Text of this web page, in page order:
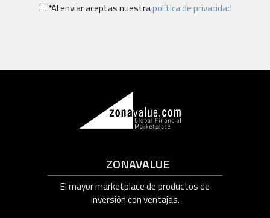
*Al enviar aceptas nuestrapolítica de privacidad
ZONAVALUE
El mayor marketplace de productos de
inversión con ventajas.